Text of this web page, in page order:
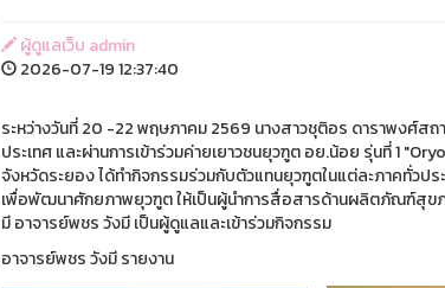
ผู้ดูแลเว็บ admin
2026-07-19 12:37:40
ระหว่างวันที่ 20 -22 พฤษภาคม 2569 นางสาวชุติอร ดาราพงศ์ส
ประเทศ และผ่านการเข้าร่วมค่ายเยาวชนยุวฑูต อย.น้อย รุ่นที่ 1
จังหวัดระยอง ได้ทำกิจกรรมร่วมกับตัวแทนยุวฑูตในแต่ละภาคทั่วป
เพื่อพัฒนาศักยภาพยุวฑูต ให้เป็นผู้นำการสื่อสารด้านผลิตภัณฑ์สุ
มี อาจารย์พชร วังมี เป็นผู้ดูแลและเข้าร่วมกิจกรรม
อาจารย์พชร วังมี รายงาน